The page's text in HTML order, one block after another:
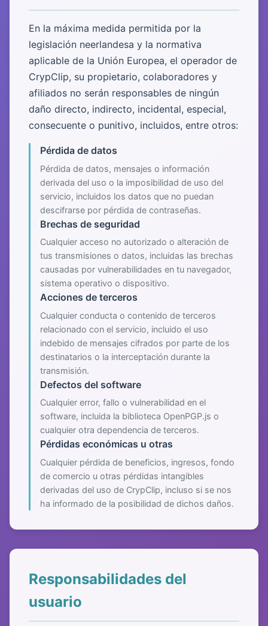
En la máxima medida permitida por la
legislación neerlandesa y la normativa
aplicable de la Unión Europea, el operador de
CrypClip, su propietario, colaboradores y
afiliados no serán responsables de ningún
daño directo, indirecto, incidental, especial,
consecuente o punitivo, incluidos, entre otros:
Pérdida de datos
Pérdida de datos, mensajes o información
derivada del uso o la imposibilidad de uso del
servicio, incluidos los datos que no puedan
descifrarse por pérdida de contraseñas.
Brechas de seguridad
Cualquier acceso no autorizado o alteración de
tus transmisiones o datos, incluidas las brechas
causadas por vulnerabilidades en tu navegador,
sistema operativo o dispositivo.
Acciones de terceros
Cualquier conducta o contenido de terceros
relacionado con el servicio, incluido el uso
indebido de mensajes cifrados por parte de los
destinatarios o la interceptación durante la
transmisión.
Defectos del software
Cualquier error, fallo o vulnerabilidad en el
software, incluida la biblioteca OpenPGP.js o
cualquier otra dependencia de terceros.
Pérdidas económicas u otras
Cualquier pérdida de beneficios, ingresos, fondo
de comercio u otras pérdidas intangibles
derivadas del uso de CrypClip, incluso si se nos
ha informado de la posibilidad de dichos daños.
Responsabilidades del
usuario